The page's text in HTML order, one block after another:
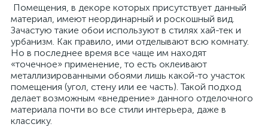
Помещения, в декоре которых присутствует данный
материал, имеют неординарный и роскошный вид.
Зачастую такие обои используют в стилях хай-тек и
урбанизм. Как правило, ими отделывают всю комнату.
Но в последнее время все чаще им находят
«точечное» применение, то есть оклеивают
металлизированными обоями лишь какой-то участок
помещения (угол, стену или ее часть). Такой подход
делает возможным «внедрение» данного отделочного
материала почти во все стили интерьера, даже в
классику.